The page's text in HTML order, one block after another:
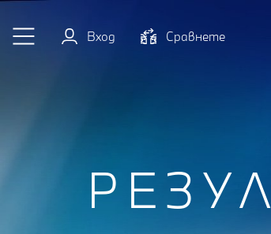
Вход
Cравнете